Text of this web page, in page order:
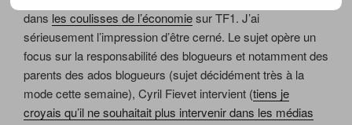
dans les coulisses de l’économiesur TF1. J’ai
sérieusement l’impression d’être cerné. Le sujet opère un
focus sur la responsabilité des blogueurs et notamment des
parents des ados blogueurs (sujet décidément très à la
mode cette semaine), Cyril Fievet intervient (tiens je
croyais qu’il ne souhaitait plus intervenir dans les médias